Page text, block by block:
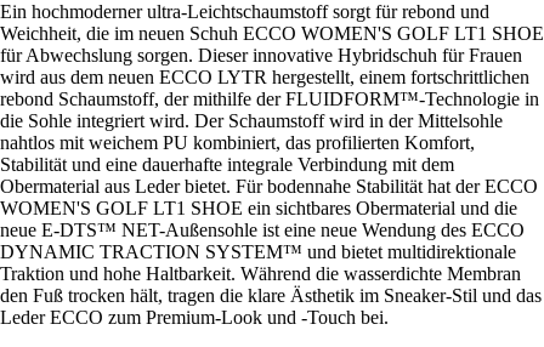
Ein hochmoderner ultra-Leichtschaumstoff sorgt für rebond und
Weichheit, die im neuen Schuh ECCO WOMEN'S GOLF LT1 SHOE
für Abwechslung sorgen. Dieser innovative Hybridschuh für Frauen
wird aus dem neuen ECCO LYTR hergestellt, einem fortschrittlichen
rebond Schaumstoff, der mithilfe der FLUIDFORM™-Technologie in
die Sohle integriert wird. Der Schaumstoff wird in der Mittelsohle
nahtlos mit weichem PU kombiniert, das profilierten Komfort,
Stabilität und eine dauerhafte integrale Verbindung mit dem
Obermaterial aus Leder bietet. Für bodennahe Stabilität hat der ECCO
WOMEN'S GOLF LT1 SHOE ein sichtbares Obermaterial und die
neue E-DTS™ NET-Außensohle ist eine neue Wendung des ECCO
DYNAMIC TRACTION SYSTEM™ und bietet multidirektionale
Traktion und hohe Haltbarkeit. Während die wasserdichte Membran
den Fuß trocken hält, tragen die klare Ästhetik im Sneaker-Stil und das
Leder ECCO zum Premium-Look und -Touch bei.